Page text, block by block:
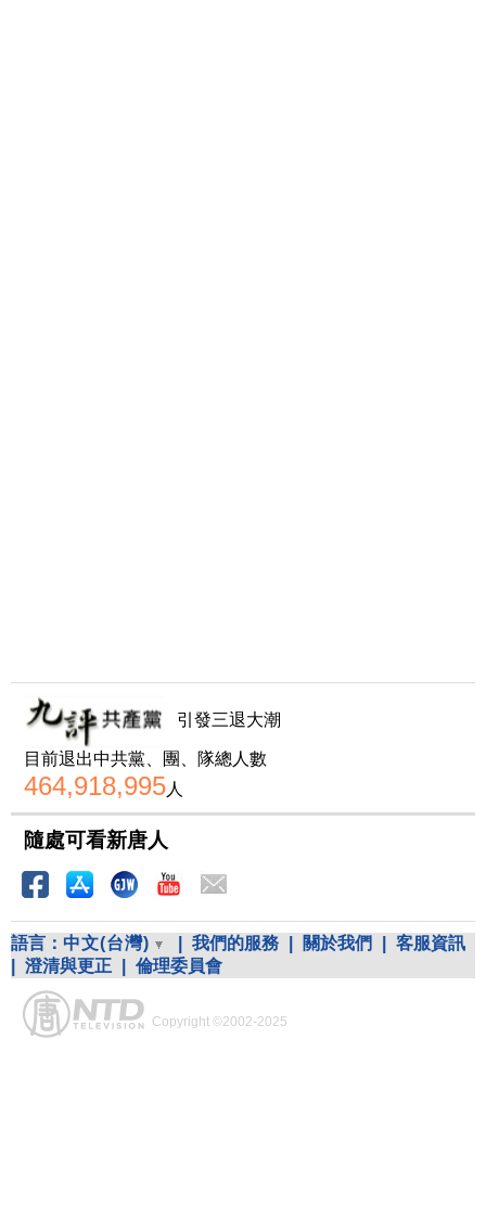
引發三退大潮
目前退出中共黨、團、隊總人數
464,918,995人
隨處可看新唐人
語言： 中文(台灣) 我們的服務 關於我們
客服資訊
澄清與更正 倫理委員會
Copyright ©2002-2025